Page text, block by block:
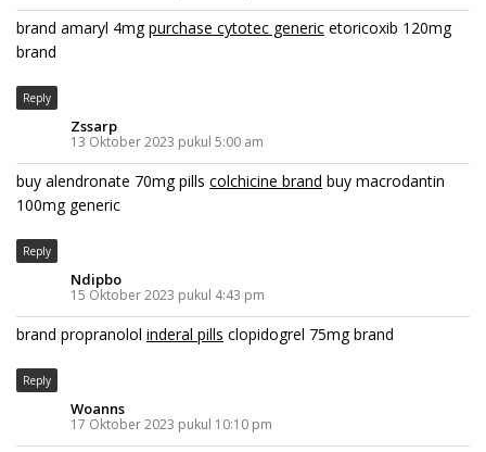
brand amaryl 4mgpurchase cytotec generic etoricoxib 120mg
brand
Reply
Zssarp
13 Oktober 2023 pukul 5:00 am
buy alendronate 70mg pills colchicine brand buy macrodantin
100mg generic
Reply
Ndipbo
15 Oktober 2023 pukul 4:43 pm
brand propranolol inderal pills clopidogrel 75mg brand
Reply
Woanns
17 Oktober 2023 pukul 10:10 pm